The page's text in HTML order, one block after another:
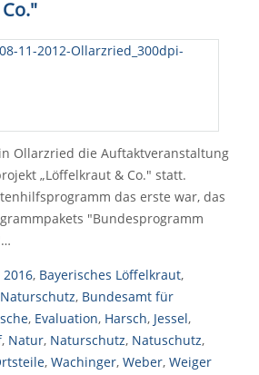
Ollarzried die Auftaktveranstaltung
„Löffelkraut & Co." statt.
das erste war, das
"Bundesprogramm
2016, Bayerisches Löffelkraut,
, Bundesamt für
, Evaluation, Harsch, Jessel,
, Natur, Naturschutz, Natuschutz,
, Wachinger, Weber, Weiger